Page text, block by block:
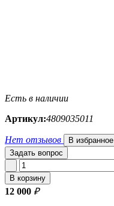
Есть в наличии
Артикул:4809035011
Нет отзывов
В избранное
Задать вопрос
В корзину
12 000 ₽